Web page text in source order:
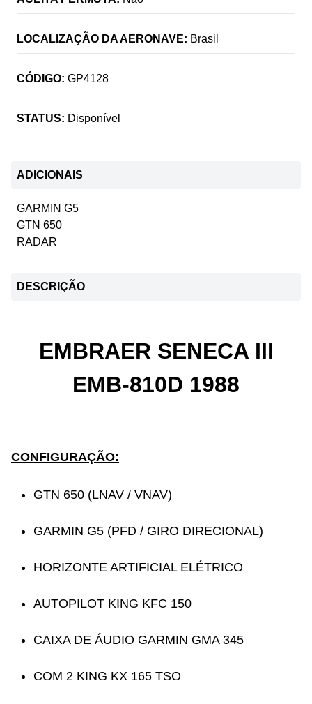
LOCALIZAÇÃO DA AERONAVE: Brasil
CÓDIGO: GP4128
STATUS: Disponível
ADICIONAIS
GARMIN G5
GTN 650
RADAR
DESCRIÇÃO
EMBRAER SENECA III
EMB-810D 1988
CONFIGURAÇÃO:
GTN 650 (LNAV / VNAV)
GARMIN G5 (PFD / GIRO DIRECIONAL)
HORIZONTE ARTIFICIAL ELÉTRICO
AUTOPILOT KING KFC 150
CAIXA DE ÁUDIO GARMIN GMA 345
COM 2 KING KX 165 TSO